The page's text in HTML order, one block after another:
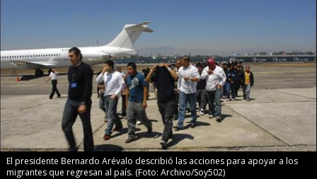
El presidente Bernardo Arévalo describió las acciones para apoyar a los
migrantes que regresan al país. (Foto: Archivo/Soy502)